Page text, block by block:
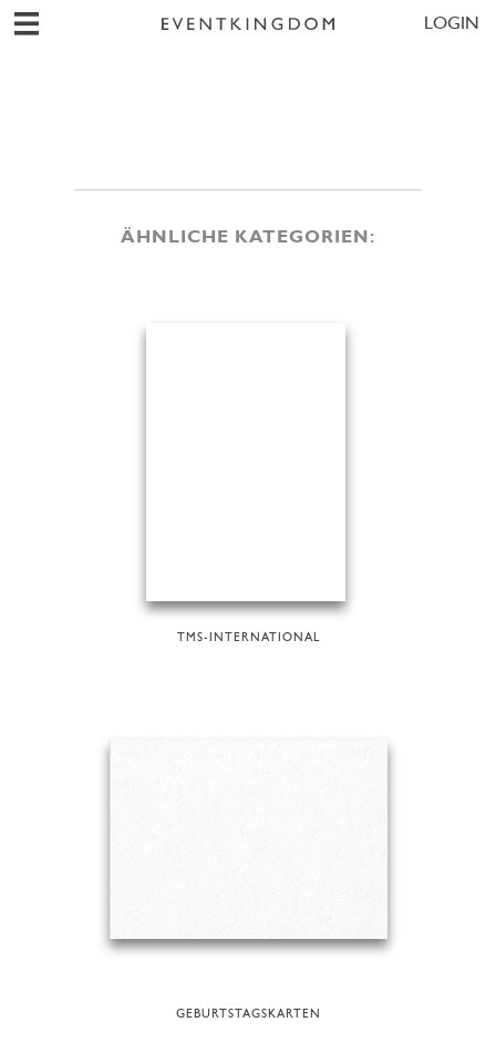
LOGIN
ÄHNLICHE KATEGORIEN:
TMS-INTERNATIONAL
GEBURTSTAGSKARTEN